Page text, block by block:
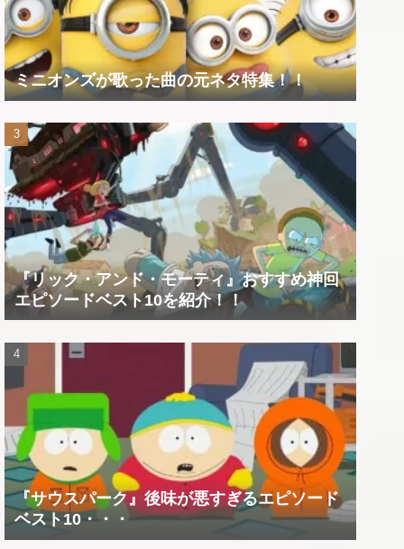
ミニオンズが歌った曲の元ネタ特集！！
『リック・アンド・モーティ』おすすめ神回
エピソードベスト10を紹介！！
『サウスパーク』後味が悪すぎるエピソード
ベスト10・・・